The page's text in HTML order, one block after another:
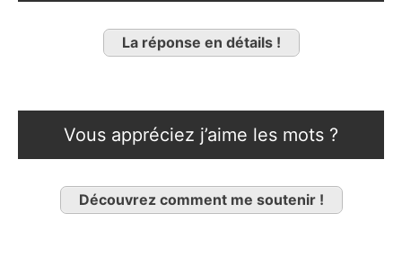
La réponse en détails !
Vous appréciez j’aime les mots ?
Découvrez comment me soutenir !